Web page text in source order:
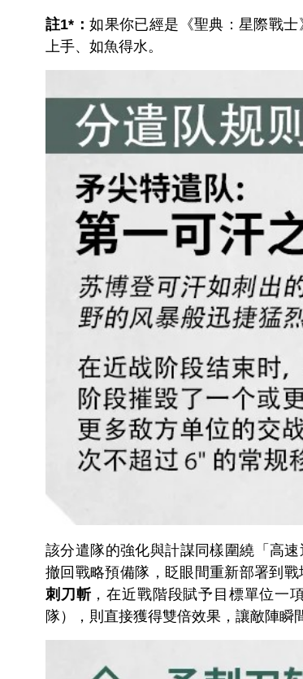
註1*：如果你已經是《聖典：星際戰
上手、如魚得水。
該分遣隊的強化與計謀同樣圍繞「高
撤回戰略預備隊，眨眼間重新部署到
刺刀斬 ，在近戰階段賦予目標單位一
隊），則直接獲得雙倍效果，讓敵陣瞬